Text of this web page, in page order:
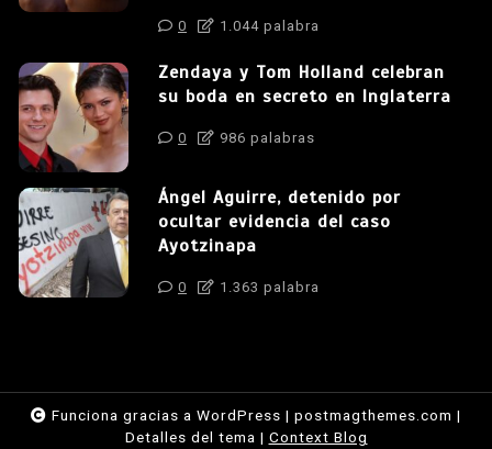
0 1.044 palabra
Zendaya y Tom Holland celebran
su boda en secreto en Inglaterra
0 986 palabras
Ángel Aguirre, detenido por
ocultar evidencia del caso
Ayotzinapa
0 1.363 palabra
Funciona gracias a WordPress | postmagthemes.com |
Detalles del tema | Context Blog